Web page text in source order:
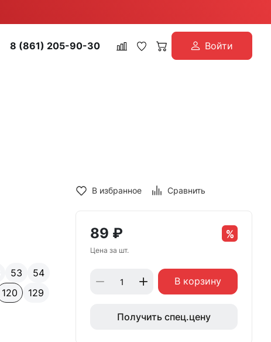
8 (861) 205-90-30 Войти
53
54
120
129
В избранное Сравнить
89 ₽
Цена за шт.
В корзину
Получить спец.цену